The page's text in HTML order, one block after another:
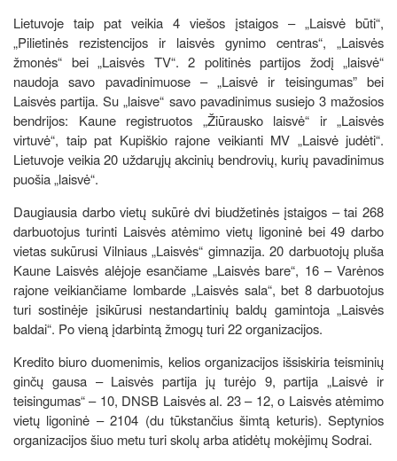
Lietuvoje taip pat veikia 4 viešos įstaigos – „Laisvė būti“,
„Pilietinės rezistencijos ir laisvės gynimo centras“, „Laisvės
žmonės“ bei „Laisvės TV“. 2 politinės partijos žodį „laisvė“
naudoja savo pavadinimuose – „Laisvė ir teisingumas” bei
Laisvės partija. Su „laisve“ savo pavadinimus susiejo 3 mažosios
bendrijos: Kaune registruotos „Žiūrausko laisvė“ ir „Laisvės
virtuvė“, taip pat Kupiškio rajone veikianti MV „Laisvė judėti“.
Lietuvoje veikia 20 uždarųjų akcinių bendrovių, kurių pavadinimus
puošia „laisvė“.
Daugiausia darbo vietų sukūrė dvi biudžetinės įstaigos – tai 268
darbuotojus turinti Laisvės atėmimo vietų ligoninė bei 49 darbo
vietas sukūrusi Vilniaus „Laisvės“ gimnazija. 20 darbuotojų pluša
Kaune Laisvės alėjoje esančiame „Laisvės bare“, 16 – Varėnos
rajone veikiančiame lombarde „Laisvės sala“, bet 8 darbuotojus
turi sostinėje įsikūrusi nestandartinių baldų gamintoja „Laisvės
baldai“. Po vieną įdarbintą žmogų turi 22 organizacijos.
Kredito biuro duomenimis, kelios organizacijos išsiskiria teisminių
ginčų gausa – Laisvės partija jų turėjo 9, partija „Laisvė ir
teisingumas“ – 10, DNSB Laisvės al. 23 – 12, о Laisvės atėmimo
vietų ligoninė – 2104 (du tūkstančius šimtą keturis). Septynios
organizacijos šiuo metu turi skolų arba atidėtų mokėjimų Sodrai.